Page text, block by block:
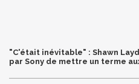
"C'était inévitable" : Shawn
par Sony de mettre un terme